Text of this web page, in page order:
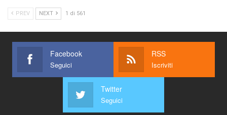
PREV NEXT 1 di 561
Facebook
Seguici
RSS
Iscriviti
Twitter
Seguici